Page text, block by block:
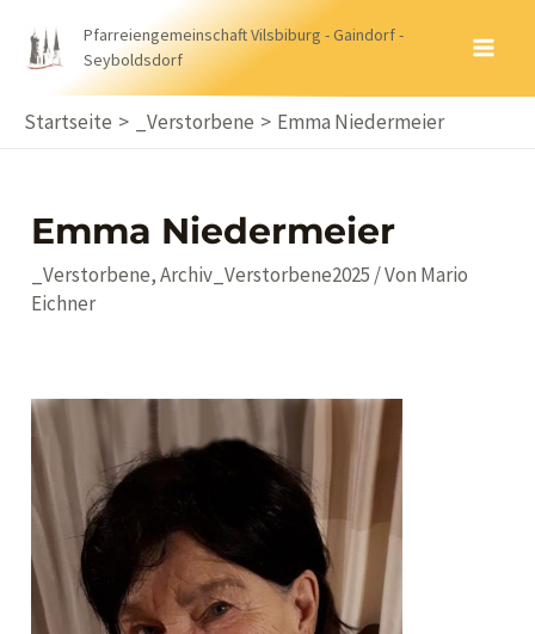
Inhalt
Pfarreiengemeinschaft Vilsbiburg - Gaindorf -
Seyboldsdorf
Startseite _Verstorbene Emma Niedermeier
Emma Niedermeier
_Verstorbene,Archiv_Verstorbene2025 / Von Mario
Eichner